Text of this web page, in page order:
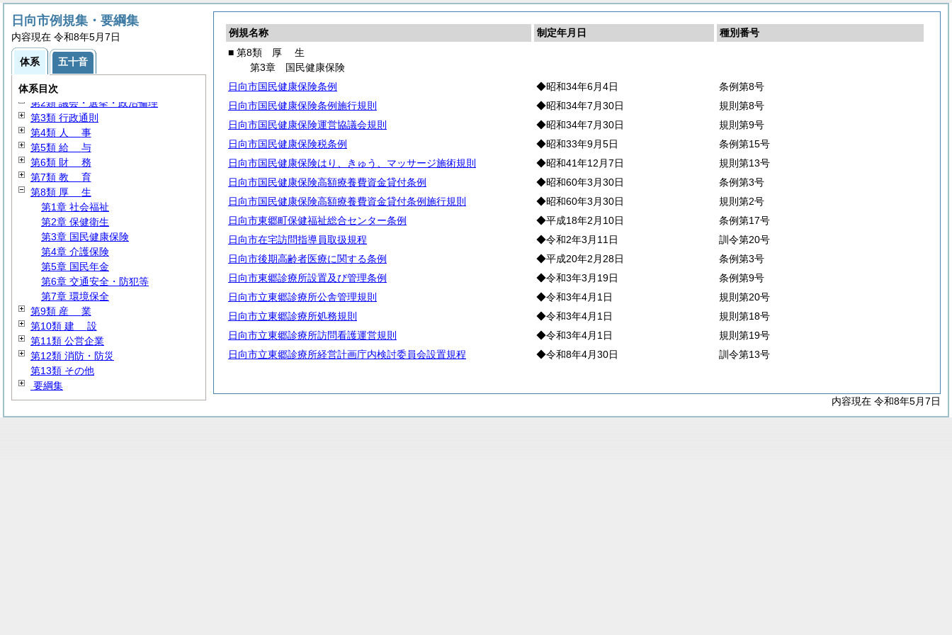
例規名称 制定年月日
種別番号
■ 第8類 厚 生
第3章 国民健康保険
日向市国民健康保険条例
◆昭和34年6月4日
条例第8号
日向市国民健康保険条例施行規則
◆昭和34年7月30日
規則第8号
日向市国民健康保険運営協議会規則
◆昭和34年7月30日
規則第9号
日向市国民健康保険税条例
◆昭和33年9月5日
条例第15号
日向市国民健康保険はり、きゅう、マッサージ施術規則
◆昭和41年12月7日
規則第13号
日向市国民健康保険高額療養費資金貸付条例
◆昭和60年3月30日
条例第3号
日向市国民健康保険高額療養費資金貸付条例施行規則
◆昭和60年3月30日
規則第2号
日向市東郷町保健福祉総合センター条例
◆平成18年2月10日
条例第17号
日向市在宅訪問指導員取扱規程
◆令和2年3月11日
訓令第20号
日向市後期高齢者医療に関する条例
◆平成20年2月28日
条例第3号
日向市東郷診療所設置及び管理条例
◆令和3年3月19日
条例第9号
日向市立東郷診療所公舎管理規則
◆令和3年4月1日
規則第20号
日向市立東郷診療所処務規則
◆令和3年4月1日
規則第18号
日向市立東郷診療所訪問看護運営規則
◆令和3年4月1日
規則第19号
日向市立東郷診療所経営計画庁内検討委員会設置規程
◆令和8年4月30日 訓令第13号
内容現在 令和8年5月7日
日向市例規集・要綱集
内容現在 令和8年5月7日
体系 五十音
体系目次
第1類
第2類 議会・選挙・政治倫理
第3類 行政通則
第4類 人 事
第5類 給 与
第6類 財 務
第7類 教 育
第8類 厚 生
第1章 社会福祉
第2章 保健衛生
第3章 国民健康保険
第4章 介護保険
第5章 国民年金
第6章 交通安全・防犯等
第7章 環境保全
第9類 産 業
第10類 建 設
第11類 公営企業
第12類 消防・防災
第13類 その他
要綱集